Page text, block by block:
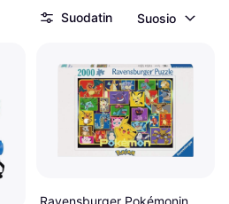
Suodatin Suosio
Ravensburger Pokémonin